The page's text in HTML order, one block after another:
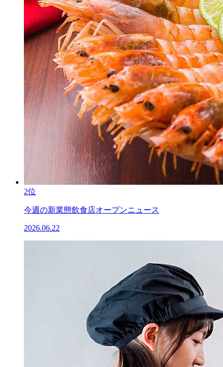
2位
今週の新業態飲食店オープンニュース
2026.06.22